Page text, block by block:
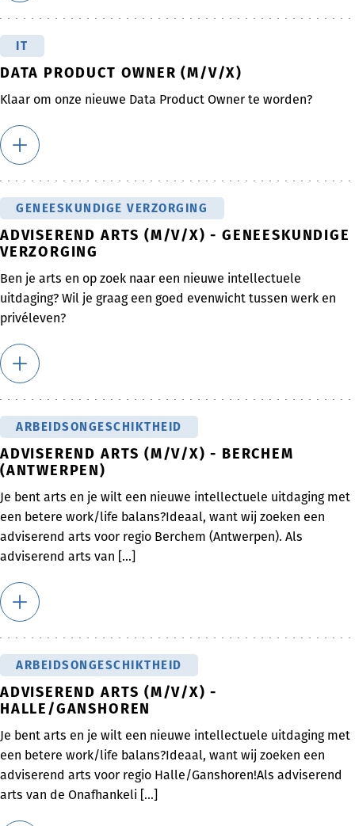
IT
DATA PRODUCT OWNER (M/V/X)
Klaar om onze nieuwe Data Product Owner te worden?
GENEESKUNDIGE VERZORGING
ADVISEREND ARTS (M/V/X) - GENEESKUNDIGE
VERZORGING
Ben je arts en op zoek naar een nieuwe intellectuele
uitdaging? Wil je graag een goed evenwicht tussen werk en
privéleven?
ARBEIDSONGESCHIKTHEID
ADVISEREND ARTS (M/V/X) - BERCHEM
(ANTWERPEN)
Je bent arts en je wilt een nieuwe intellectuele uitdaging met
een betere work/life balans?Ideaal, want wij zoeken een
adviserend arts voor regio Berchem (Antwerpen). Als
adviserend arts van [...]
ARBEIDSONGESCHIKTHEID
ADVISEREND ARTS (M/V/X) -
HALLE/GANSHOREN
Je bent arts en je wilt een nieuwe intellectuele uitdaging met
een betere work/life balans?Ideaal, want wij zoeken een
adviserend arts voor regio Halle/Ganshoren!Als adviserend
arts van de Onafhankeli [...]